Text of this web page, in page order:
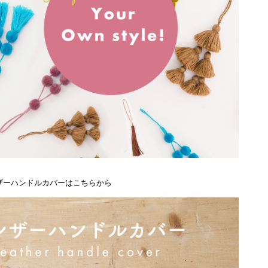
ハンドルカバーはこちらから